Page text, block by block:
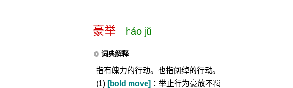
豪举 háo jǔ
词典解释
指有魄力的行动。也指阔绰的行动。
(1) [bold move] ∶举止行为豪放不羁